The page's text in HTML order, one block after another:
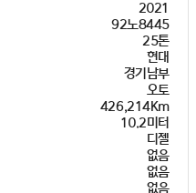
2021
92노8445
25톤
현대
경기남부
오토
426,214Km
10.2미터
디젤
없음
없음
없음